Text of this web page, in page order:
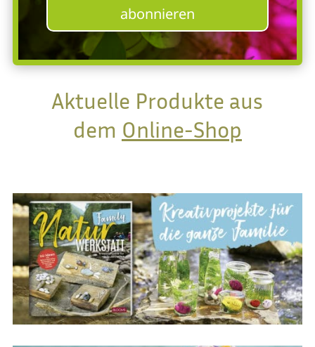
abonnieren
Aktuelle Produkte aus
dem Online-Shop